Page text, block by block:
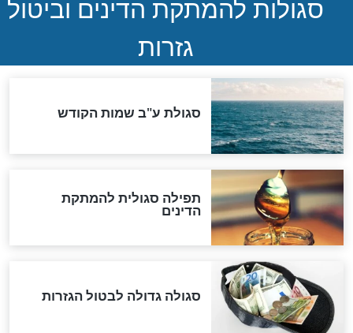
שורדת השואה שחוגגת 100:
"מודה לקב"ה על כל השנים"
לכל המאמרים
אחרית הימים
האם אפשר לחשב את הקץ?